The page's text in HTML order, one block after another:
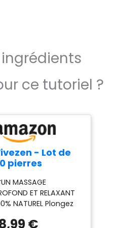
ce tutoriel ?
- Lot de
pierres
en
naturel
+ Sac de
MASSAGE
ET RELAXANT
NATUREL Plongez
détente absolue
€